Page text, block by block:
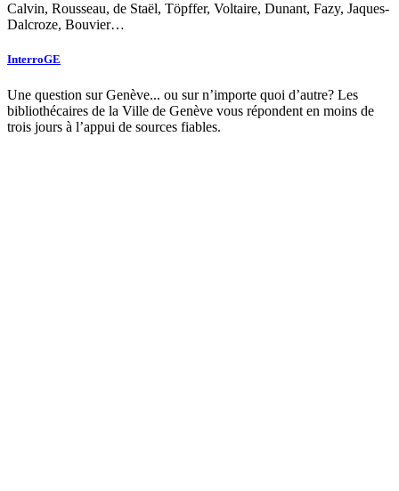
Calvin, Rousseau, de Staël, Töpffer, Voltaire, Dunant, Fazy, Jaques-
Dalcroze, Bouvier…
InterroGE
Une question sur Genève... ou sur n’importe quoi d’autre? Les
bibliothécaires de la Ville de Genève vous répondent en moins de
trois jours à l’appui de sources fiables.